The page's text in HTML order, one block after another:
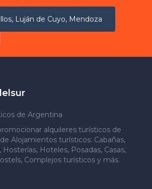
Luján de Cuyo, Mendoza
de Argentina
alquileres turísticos de
Alojamientos turísticos: Cabañas,
Hoteles, Posadas, Casas,
Complejos turísticos y más.